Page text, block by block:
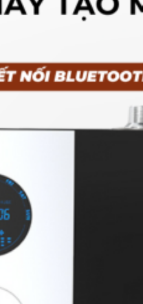
phẩm trong giỏ hàng.
trong giỏ hàng.